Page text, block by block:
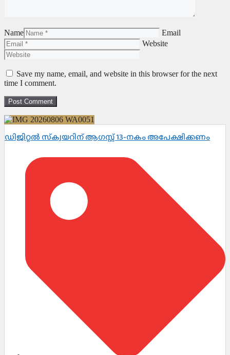
Name
Email
Website
Save my name, email, and website in this browser for the next
time I comment.
ഡിജിറ്റൽ സ്‌ക്വയറിന് ആഗസ്റ്റ് 13-നകം അപേക്ഷിക്കണം